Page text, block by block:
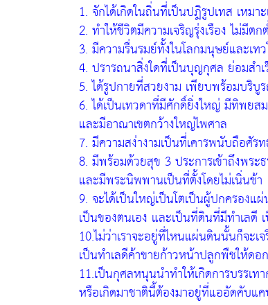
1. จักได้เกิดในถิ่นที่เป็นปฎิรูปเทส เหม
2. ทำให้ชีวิตมีความเจริญรุ่งเรือง ไม่มีตก
3. มีความรื่นรมย์ทั้งในโลกมนุษย์และเท
4. ปรารถนาสิ่งใดที่เป็นบุญกุศล ย่อมสำเ
5. ได้รูปกายที่สวยงาม เพียบพร้อมบ
6. ได้เป็นเทวดาที่มีศักดิ์ยิ่งใหญ่ มีทิพย
และมีอาณาเขตกว้างใหญ่ไพศาล
7. มีความสง่างามเป็นที่เคารพนับถือศั
8. มีพร้อมด้วยสุข 3 ประการเข้าถึงพระ
และมีพระนิพพานเป็นที่ตั้งโดยไม่เนิ่นช้า
9. จะได้เป็นใหญ่เป็นโตเป็นผู้ปกครอง
เป็นของตนเอง และเป็นที่ดินที่มีทำเลดี
10.ไม่ว่าเราจะอยู่ที่ไหนแผ่นดินนั้นก็จะ
เป็นทำเลดีค้าขายก้าวหน้าปลูกพืชให้ดอ
11.เป็นกุศลหนุนนำทำให้เกิดการบรรเ
หรือเกิดมาชาตินี้ต้องมาอยู่ที่แออัดคับแ